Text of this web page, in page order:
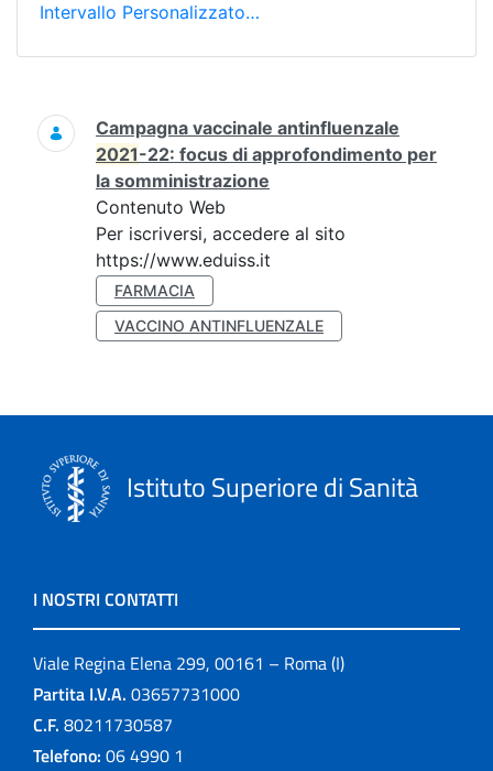
Intervallo Personalizzato…
Ricerca
Campagna vaccinale antinfluenzale
2021-22: focus di approfondimento per
la somministrazione
Contenuto Web
Per iscriversi, accedere al sito
https://www.eduiss.it
FARMACIA
VACCINO ANTINFLUENZALE
Istituto Superiore di Sanità
I NOSTRI CONTATTI
Viale Regina Elena 299, 00161 – Roma (I)
Partita I.V.A. 03657731000
C.F. 80211730587
Telefono: 06 4990 1